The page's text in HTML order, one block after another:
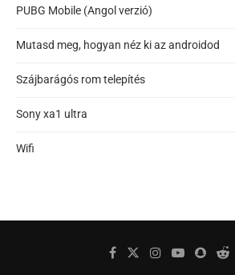
PUBG Mobile (Angol verzió)
Mutasd meg, hogyan néz ki az androidod
Szájbarágós rom telepítés
Sony xa1 ultra
Wifi